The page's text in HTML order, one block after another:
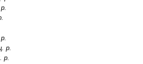
р.
р.